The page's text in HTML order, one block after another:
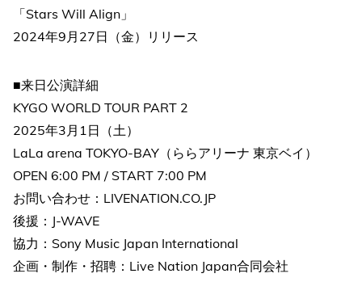
「Stars Will Align」
2024年9月27日（金）リリース
■来日公演詳細
KYGO WORLD TOUR PART 2
2025年3月1日（土）
LaLa arena TOKYO-BAY（ららアリーナ 東京ベイ）
OPEN 6:00 PM / START 7:00 PM
お問い合わせ：LIVENATION.CO.JP
後援：J-WAVE
協力：Sony Music Japan International
企画・制作・招聘：Live Nation Japan合同会社